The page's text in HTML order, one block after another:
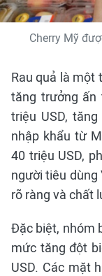
Cherry Mỹ
Rau quả là một
tăng trưởng ấn
triệu USD,
nhập khẩu từ
40 triệu USD,
người tiêu dùng
rõ ràng và chất
Đặc biệt, nhóm
mức tăng đột
USD. Các mặt